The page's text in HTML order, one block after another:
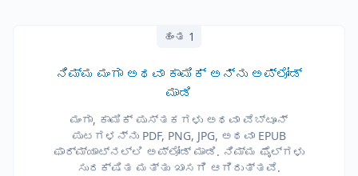
ಹಂತ 1
ನಿಮ್ಮ ಮಂಗಾ ಅಥವಾ ಕಾಮಿಕ್ ಅನ್ನು ಅಪ್ಲೋಡ್
ಮಾಡಿ
ಮಂಗಾ, ಕಾಮಿಕ್ ಪುಸ್ತಕಗಳು ಅಥವಾ ವೆಬ್‌ಟೂನ್
ಪುಟಗಳನ್ನು PDF, PNG, JPG, ಅಥವಾ EPUB
ಫಾರ್ಮ್ಯಾಟ್‌ನಲ್ಲಿ ಅಪ್ಲೋಡ್ ಮಾಡಿ. ನಿಮ್ಮ ಫೈಲ್‌ಗಳು
ಸುರಕ್ಷಿತ ಮತ್ತು ಖಾಸಗಿ ಆಗಿರುತ್ತವೆ.